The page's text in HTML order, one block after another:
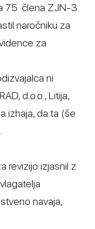
75. člena ZJN-3
naročniku za
za
ni
d.o.o., Litija,
izhaja, da ta (še
revizijo izjasnil z
navaja,